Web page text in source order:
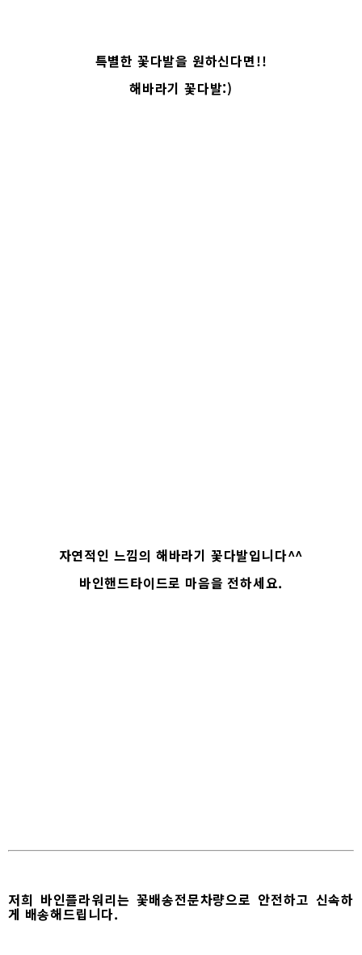
특별한 꽃다발을 원하신다면!!
해바라기 꽃다발:)
자연적인 느낌의 해바라기 꽃다발입니다^^
바인핸드타이드로 마음을 전하세요.
저희 바인플라워리는 꽃배송전문차량으로 안전하고 신속하
게 배송해드립니다.